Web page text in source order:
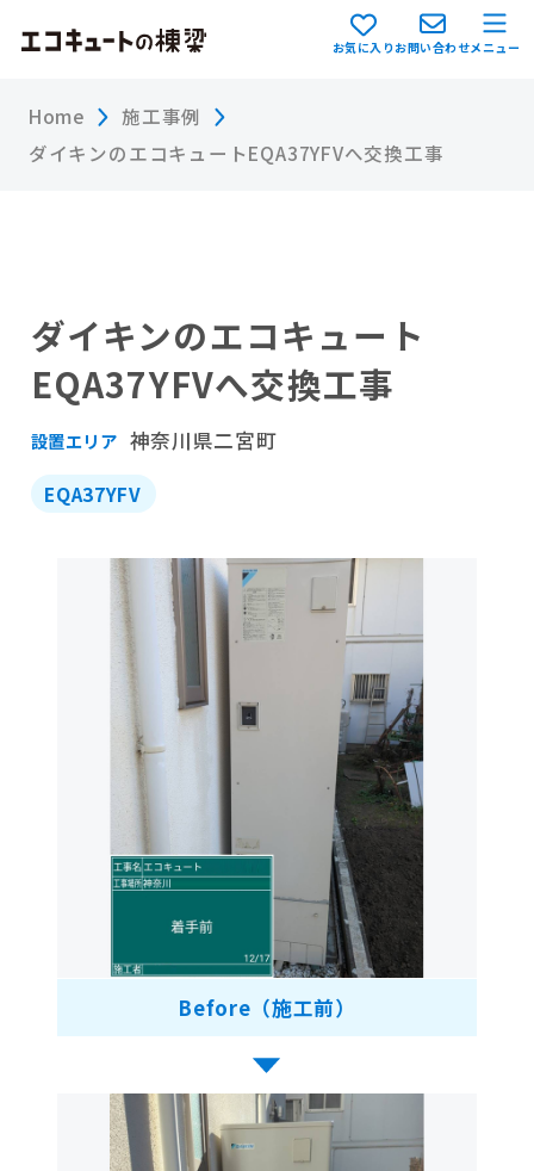
お気に入りお問い合わせメニュー
Home
施工事例
ダイキンのエコキュートEQA37YFVへ交換工事
ダイキンのエコキュート
EQA37YFVへ交換工事
設置エリア 神奈川県二宮町
EQA37YFV
Before（施工前）